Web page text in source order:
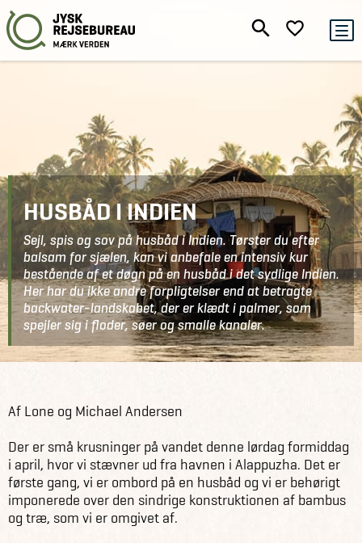
HUSBÅD I INDIEN
Sejl, spis og sov på husbåd i Indien. Tørster du efter
balsam for sjælen, kan vi anbefale en intensiv kur
bestående af et døgn på en husbåd i det sydlige Indien.
Her har du ikke andre forpligtelser end at betragte
backwater-landskabet, der er klædt i palmer, som
spejler sig i floder, søer og smalle kanaler.
Af Lone og Michael Andersen
Der er små krusninger på vandet denne lørdag formiddag
i april, hvor vi stævner ud fra havnen i Alappuzha. Det er
første gang, vi er ombord på en husbåd og vi er behørigt
imponerede over den sindrige konstruktionen af bambus
og træ, som vi er omgivet af.